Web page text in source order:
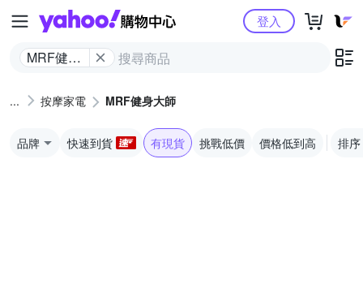
Yahoo購物中心
MRF健身
登入
按摩家電 MRF健身大師
品牌 快速到貨 有現貨 挑戰低價 價格低到高 排序